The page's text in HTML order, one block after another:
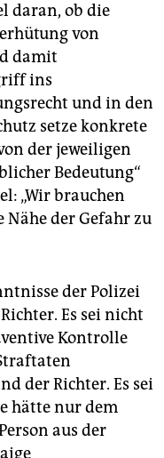
daran, ob die
von
damit
ins
und in den
setze konkrete
der jeweiligen
Bedeutung“
„Wir brauchen
Nähe der Gefahr zu
der Polizei
Es sei nicht
Kontrolle
der Richter. Es sei
hätte nur dem
aus der